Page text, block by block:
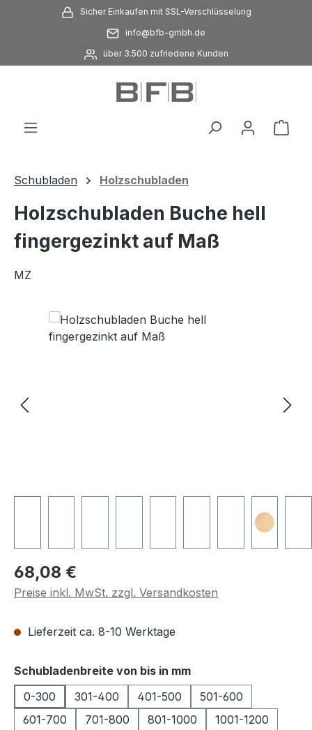
Zum Hauptinhalt springenSicher Einkaufen mit SSL-Verschlüsselung
info@bfb-gmbh.de
über 3.500 zufriedene Kunden
Schubladen Holzschubladen
Holzschubladen Buche hell
fingergezinkt auf Maß
MZ
Regulärer Preis:
68,08 €
Preise inkl. MwSt. zzgl. Versandkosten
Lieferzeit ca. 8-10 Werktage
Schubladenbreite von bis in mmauswählen
0-300
301-400 401-500
501-600
601-700
701-800 801-1000 1001-1200